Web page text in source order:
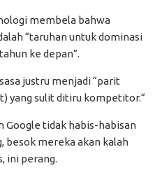
membela bahwa
“taruhan untuk dominasi
ke depan”.
justru menjadi “parit
yang sulit ditiru kompetitor.“
Google tidak habis-habisan
besok mereka akan kalah
ini perang.